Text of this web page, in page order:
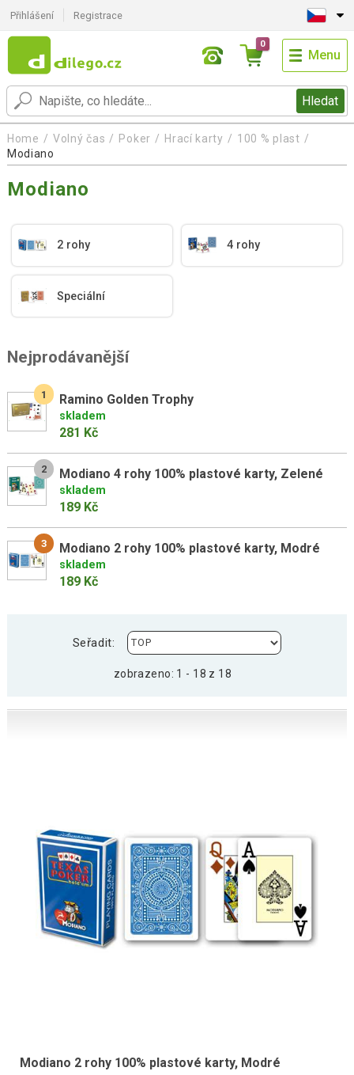
Přihlášení Registrace
Hledat
0
Menu
Home Volný čas Poker Hrací karty
100 % plast
Modiano
Modiano
2 rohy 4 rohy
Speciální
Nejprodávanější
1 Ramino Golden Trophy
skladem
281 Kč
2 Modiano 4 rohy 100% plastové karty, Zelené
skladem
189 Kč
3 Modiano 2 rohy 100% plastové karty, Modré
skladem
189 Kč
Seřadit:
zobrazeno: 1 - 18 z 18
Modiano 2 rohy 100% plastové karty, Modré